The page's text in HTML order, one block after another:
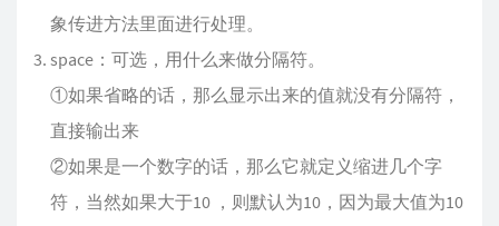
象传进方法里面进行处理。
space：可选，用什么来做分隔符。
①如果省略的话，那么显示出来的值就没有分隔符，
直接输出来
②如果是一个数字的话，那么它就定义缩进几个字
符，当然如果大于10 ，则默认为10，因为最大值为10